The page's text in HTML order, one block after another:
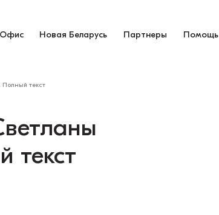
Офис Новая Беларусь Партнеры Помощь
Полный текст
текст